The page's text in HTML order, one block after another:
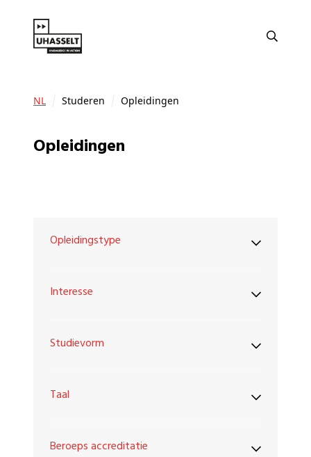
NL Studeren Opleidingen
Opleidingen
Opleidingstype
Interesse
Studievorm
Taal
Beroeps accreditatie